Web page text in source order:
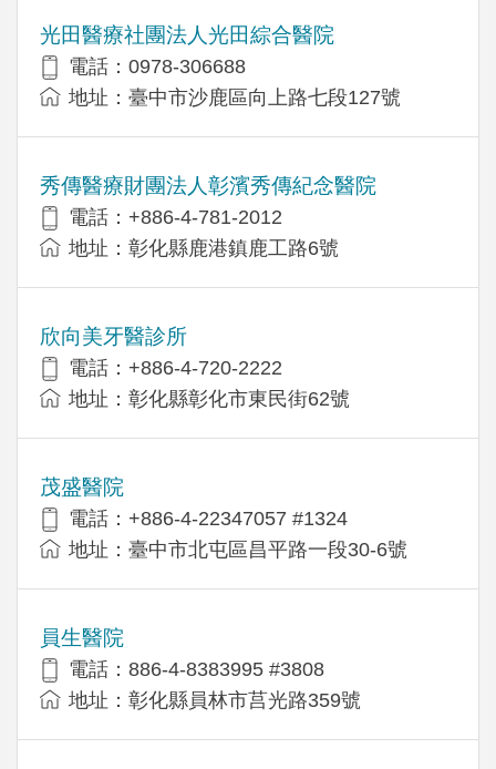
光田醫療社團法人光田綜合醫院
電話：0978-306688
地址：臺中市沙鹿區向上路七段127號
秀傳醫療財團法人彰濱秀傳紀念醫院
電話：+886-4-781-2012
地址：彰化縣鹿港鎮鹿工路6號
欣向美牙醫診所
電話：+886-4-720-2222
地址：彰化縣彰化市東民街62號
茂盛醫院
電話：+886-4-22347057 #1324
地址：臺中市北屯區昌平路一段30-6號
員生醫院
電話：886-4-8383995 #3808
地址：彰化縣員林市莒光路359號